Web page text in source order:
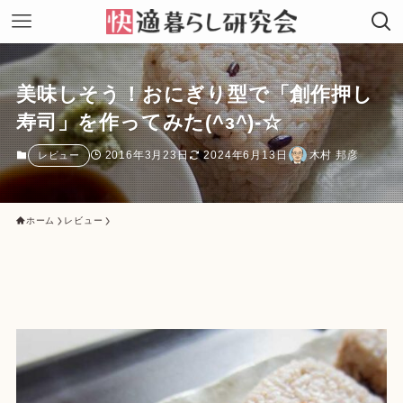
美味しそう！おにぎり型で「創作押し
寿司」を作ってみた(^з^)-☆
レビュー 2016年3月23日 2024年6月13日 木村 邦彦
ホーム レビュー